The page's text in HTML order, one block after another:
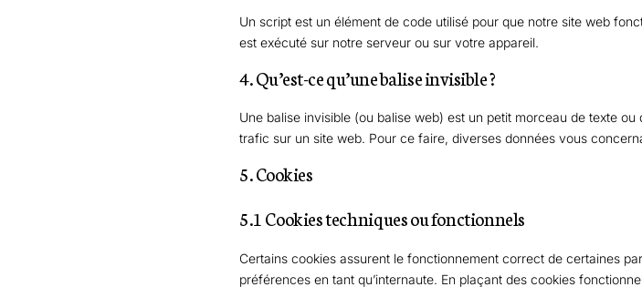
Un script est un élément de code utilisé pour que notre site web
est exécuté sur notre serveur ou sur votre appareil.
4. Qu’est-ce qu’une balise invisible ?
Une balise invisible (ou balise web) est un petit morceau de texte
trafic sur un site web. Pour ce faire, diverses données vous
5. Cookies
5.1 Cookies techniques ou fonctionnels
Certains cookies assurent le fonctionnement correct de certaines
préférences en tant qu’internaute. En plaçant des cookies